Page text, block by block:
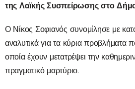
της Λαϊκής Συσπείρωσης στο
Ο Νίκος Σοφιανός συνομίλησε με
αναλυτικά για τα κύρια προβλήματα
οποία έχουν μετατρέψει την
πραγματικό μαρτύριο.